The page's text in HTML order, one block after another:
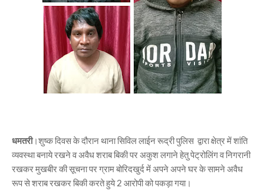
धमतरी।शुष्क दिवस के दौरान थाना सिविल लाईन रूद्री पुलिस द्वारा क्षेत्र में शांति
व्यवस्था बनाये रखने व अवैध शराब बिकी पर अकुश लगाने हेतु पेट्रोलिंग व निगरानी
रखकर मुखबीर की सूचना पर ग्राम बोरिदखुर्द में अपने अपने घर के सामने अवैध
रूप से शराब रखकर बिकी करते हुये 2 आरोपी को पकड़ा गया।